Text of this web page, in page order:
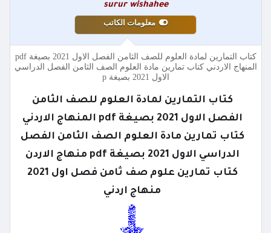
surur wishahee
معلومات الكاتب
كتاب التمارين لمادة العلوم للصف الثامن الفصل الاول 2021 بصيغة pdf
المنهاج الاردني كتاب تمارين مادة العلوم الصف الثامن الفصل الدراسي
الاول 2021 بصيغة p
كتاب التمارين لمادة العلوم للصف الثامن
الفصل الاول 2021 بصيغة pdf المنهاج الاردني
كتاب تمارين مادة العلوم الصف الثامن الفصل
الدراسي الاول 2021 بصيغة pdf منهاج الاردن
كتاب تمارين علوم صف ثامن فصل اول 2021
منهاج اردني